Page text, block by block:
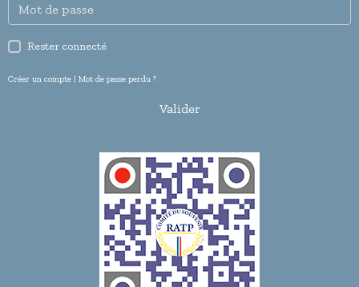
Rester connecté
Créer un compte | Mot de passe perdu ?
Valider